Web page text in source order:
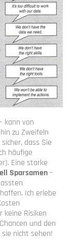
kann von
zu Zweifeln
dass Sie
häufige
Eine starke
Sparsamen–
Ich erlebe
keine Risiken
und den
nicht sehen!